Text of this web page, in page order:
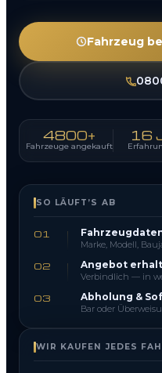
Fahrzeug
4800+
Fahrzeuge angekauft
16
SO LÄUFT’S AB
01
Marke, Modell,
02 Angebot
Verbindlich — in
03 Abholung &
Bar oder
WIR KAUFEN JEDES